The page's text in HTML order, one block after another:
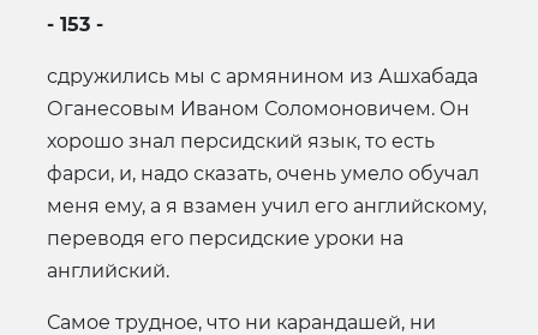
- 153 -
сдружились мы с армянином из Ашхабада
Оганесовым Иваном Соломоновичем. Он
хорошо знал персидский язык, то есть
фарси, и, надо сказать, очень умело обучал
меня ему, а я взамен учил его английскому,
переводя его персидские уроки на
английский.
Самое трудное, что ни карандашей, ни